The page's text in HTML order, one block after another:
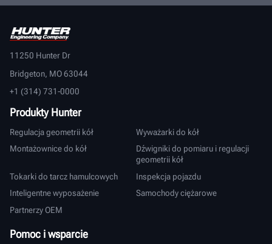
11250 Hunter Dr
Bridgeton, MO 63044
+1 (314) 731-0000
Produkty Hunter
Regulacja geometrii kół
Wyważarki do kół
Montażownice do kół
Dźwigniki do pomiaru i regulacji
geometrii kół
Tokarki do tarcz hamulcowych
Inspekcja pojazdu
Inteligentne wyposażenie
Samochody ciężarowe
Partnerzy OEM
Pomoc i wsparcie